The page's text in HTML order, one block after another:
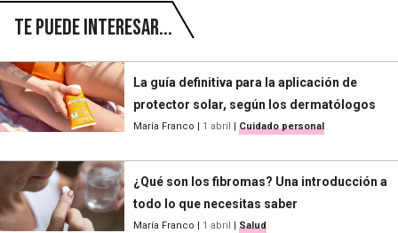
Te puede interesar...
La guía definitiva para la aplicación de
protector solar, según los dermatólogos
María Franco 1 abril Cuidado personal
¿Qué son los fibromas? Una introducción a
todo lo que necesitas saber
María Franco 1 abril Salud